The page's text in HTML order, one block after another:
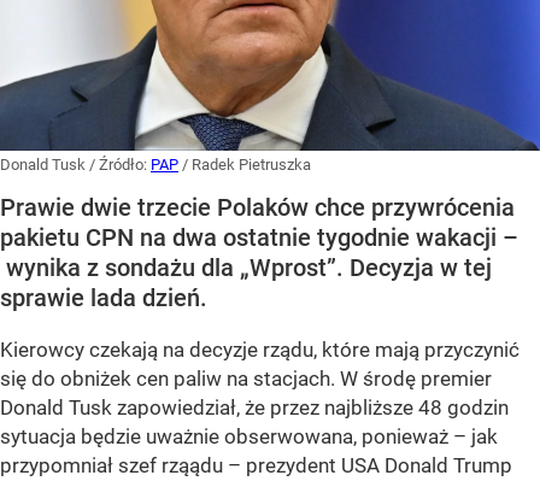
Donald Tusk / Źródło: PAP / Radek Pietruszka
Prawie dwie trzecie Polaków chce przywrócenia
pakietu CPN na dwa ostatnie tygodnie wakacji –
wynika z sondażu dla „Wprost”. Decyzja w tej
sprawie lada dzień.
Kierowcy czekają na decyzje rządu, które mają przyczynić
się do obniżek cen paliw na stacjach. W środę premier
Donald Tusk zapowiedział, że przez najbliższe 48 godzin
sytuacja będzie uważnie obserwowana, ponieważ – jak
przypomniał szef rząądu – prezydent USA Donald Trump